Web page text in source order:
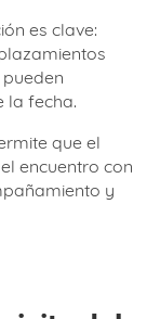
es clave:
la fecha.
que el
encuentro con
y